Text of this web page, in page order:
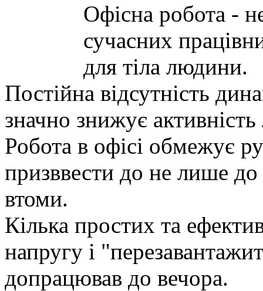
Офісна робота -
сучасних
для тіла людини.
Постійна відсутність
значно знижує
Робота в офісі обмежує
призввести до не лише до
втоми.
Кілька простих та
напругу і
допрацював до вечора.